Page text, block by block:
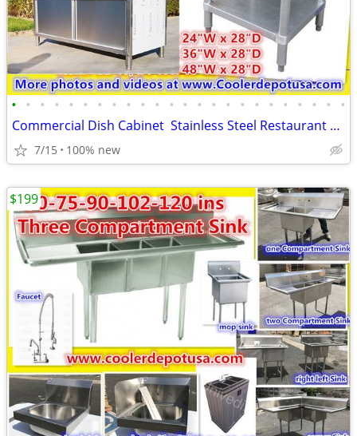
• • • • • • • • • • • • • • • • • • • • • • • •
Commercial Dish Cabinet Stainless Steel Restaurant Work Prep Table
7/15 100% new
$199